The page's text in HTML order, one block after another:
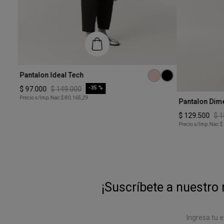
S
Pantalon Ideal Tech
$ 97.000 $149.000 -35 %
Precio s/Imp.Nac $ 80.165,29
S
Pantalon
$ 129 500 $
Precio s/Imp.Nac $
¡Suscríbete a